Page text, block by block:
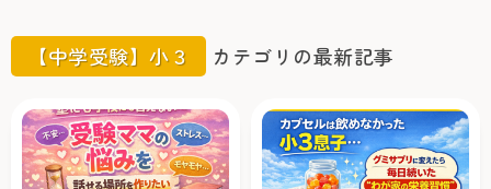
【中学受験】小３ カテゴリの最新記事